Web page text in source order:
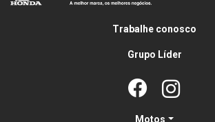
Trabalhe conosco
Grupo Líder
Motos